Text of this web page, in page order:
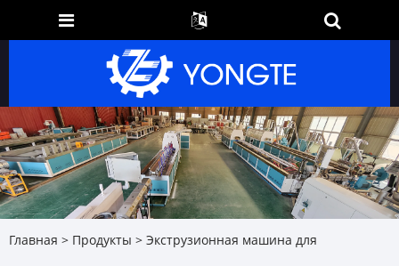
Главная > Продукты > Экструзионная машина для